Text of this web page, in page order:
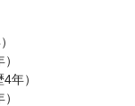
年）